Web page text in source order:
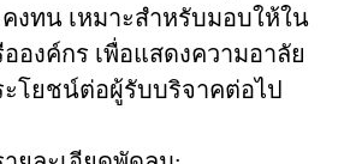
งทน เหมาะสำหรับมอบให้ใน
องค์กร เพื่อแสดงความอาลัย
ะโยชน์ต่อผู้รับบริจาคต่อไป